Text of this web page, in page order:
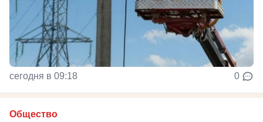
сегодня в 09:18 0
Общество